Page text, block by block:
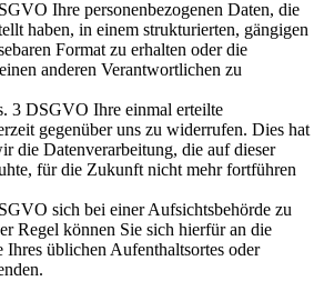
Ihre personenbezogenen Daten, die
haben, in einem strukturierten, gängigen
Format zu erhalten oder die
anderen Verantwortlichen zu
3 DSGVO Ihre einmal erteilte
gegenüber uns zu widerrufen. Dies hat
die Datenverarbeitung, die auf dieser
für die Zukunft nicht mehr fortführen
sich bei einer Aufsichtsbehörde zu
Regel können Sie sich hierfür an die
Ihres üblichen Aufenthaltsortes oder